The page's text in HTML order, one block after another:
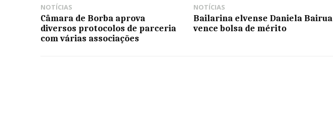
NOTÍCIAS
Câmara de Borba aprova
diversos protocolos de parceria
com várias associações
NOTÍCIAS
Bailarina elvense Daniela Bairua
vence bolsa de mérito